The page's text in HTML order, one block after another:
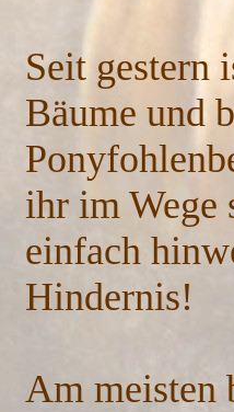
Seit gestern
Bäume und
ihr im Wege
einfach
Hindernis!
Am meisten